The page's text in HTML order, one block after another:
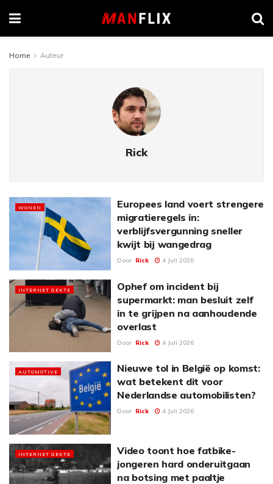
Home Auteur
Rick
WONEN
Europees land voert strengere
migratieregels in:
verblijfsvergunning sneller
kwijt bij wangedrag
Door Rick 4 Juli 2026
INTERNET GEKTE
Ophef om incident bij
supermarkt: man besluit zelf
in te grijpen na aanhoudende
overlast
Door Rick 4 Juli 2026
AUTOMOTIVE
Nieuwe tol in België op komst:
wat betekent dit voor
Nederlandse automobilisten?
Door Rick 4 Juli 2026
INTERNET GEKTE
Video toont hoe fatbike-
jongeren hard onderuitgaan
na botsing met paaltje